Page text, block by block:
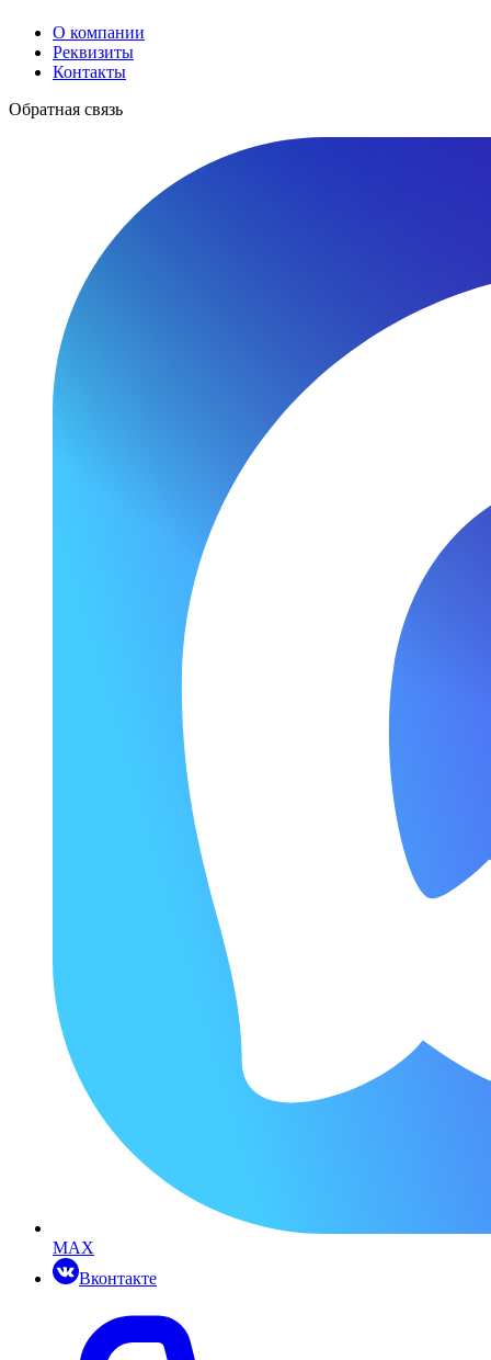
О компании
Реквизиты
Контакты
Обратная связь
MAX
Вконтакте